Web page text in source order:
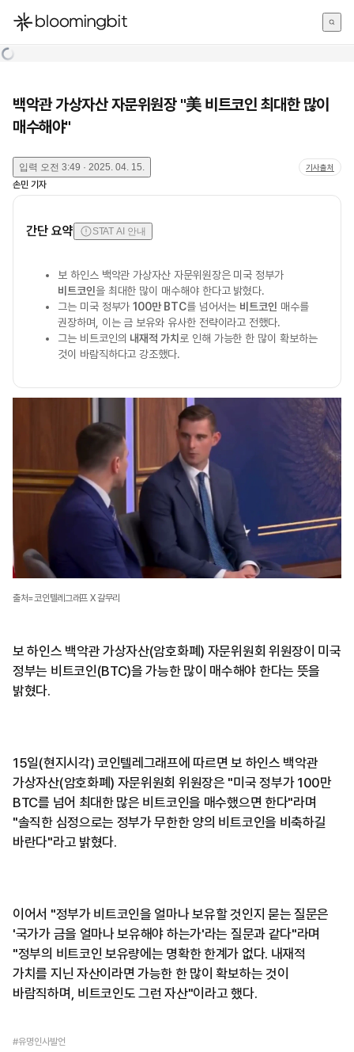
한국어
백악관 가상자산 자문위원장 "美 비트코인 최대한 많이
매수해야"
입력 오전 3:49 · 2025. 04. 15. 기사출처
손민 기자
간단 요약 STAT AI 안내
보 하인스 백악관 가상자산 자문위원장은 미국 정부가
비트코인을 최대한 많이 매수해야 한다고 밝혔다.
그는 미국 정부가100만 BTC를 넘어서는 비트코인 매수를
권장하며, 이는 금 보유와 유사한 전략이라고 전했다.
그는 비트코인의 내재적 가치 로 인해 가능한 한 많이 확보하는
것이 바람직하다고 강조했다.
출처=코인텔레그래프 X 갈무리
보 하인스 백악관 가상자산(암호화폐) 자문위원회 위원장이 미국
정부는 비트코인(BTC)을 가능한 많이 매수해야 한다는 뜻을
밝혔다.
15일(현지시각) 코인텔레그래프에 따르면 보 하인스 백악관
가상자산(암호화폐) 자문위원회 위원장은 "미국 정부가 100만
BTC를 넘어 최대한 많은 비트코인을 매수했으면 한다"라며
"솔직한 심정으로는 정부가 무한한 양의 비트코인을 비축하길
바란다"라고 밝혔다.
이어서 "정부가 비트코인을 얼마나 보유할 것인지 묻는 질문은
'국가가 금을 얼마나 보유해야 하는가'라는 질문과 같다"라며
"정부의 비트코인 보유량에는 명확한 한계가 없다. 내재적
가치를 지닌 자산이라면 가능한 한 많이 확보하는 것이
바람직하며, 비트코인도 그런 자산"이라고 했다.
#유명인사발언